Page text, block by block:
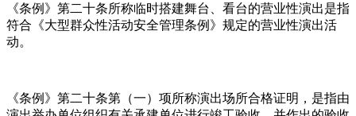
《条例》第二十条所称临时搭建舞台、看台的营业性演出是指
符合《大型群众性活动安全管理条例》规定的营业性演出活
动。
《条例》第二十条第（一）项所称演出场所合格证明，是指由